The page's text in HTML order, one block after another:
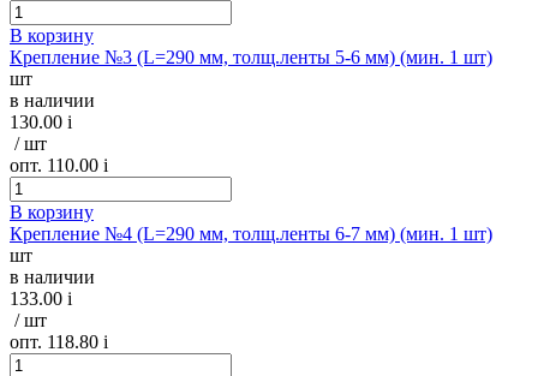
В корзину
Крепление №3 (L=290 мм, толщ.ленты 5-6 мм) (мин. 1 шт)
шт
в наличии
130.00 i
/ шт
опт. 110.00 i
В корзину
Крепление №4 (L=290 мм, толщ.ленты 6-7 мм) (мин. 1 шт)
шт
в наличии
133.00 i
/ шт
опт. 118.80 i